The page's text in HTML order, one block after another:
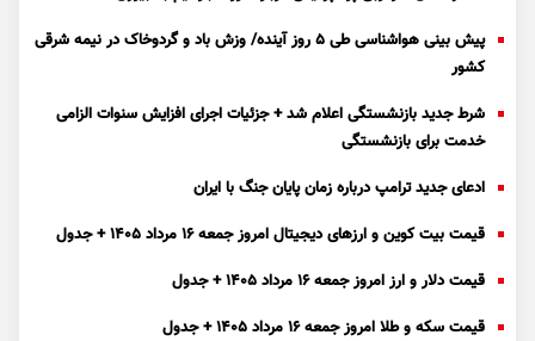
پیش بینی هواشناسی طی ۵ روز آینده/ وزش باد و گردوخاک در نیمه شرقی
کشور
شرط جدید بازنشستگی اعلام شد + جزئیات اجرای افزایش سنوات الزامی
خدمت برای بازنشستگی
ادعای جدید ترامپ درباره زمان پایان جنگ با ایران
قیمت بیت کوین و ارز‌های دیجیتال امروز جمعه ۱۶ مرداد ۱۴۰۵ + جدول
قیمت دلار و ارز امروز جمعه ۱۶ مرداد ۱۴۰۵ + جدول
قیمت سکه و طلا امروز جمعه ۱۶ مرداد ۱۴۰۵ + جدول